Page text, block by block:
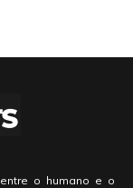
o humano e o